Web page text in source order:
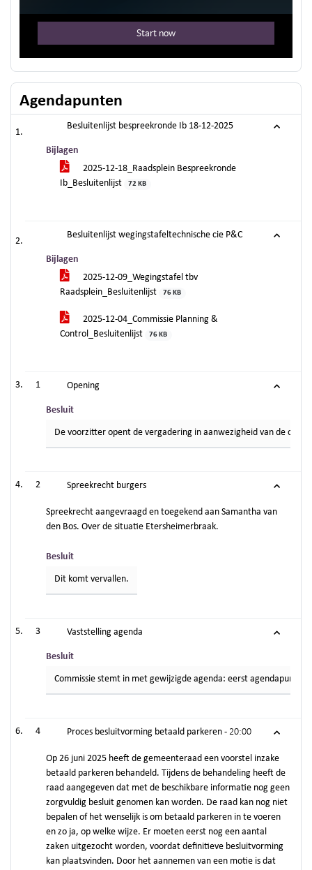
Agendapunten
Besluitenlijst bespreekronde Ib 18-12-2025
Bijlagen
2025-12-18_Raadsplein Bespreekronde
Ib_Besluitenlijst
72 KB
Besluitenlijst wegingstafeltechnische cie P&C
Bijlagen
2025-12-09_Wegingstafel tbv
Raadsplein_Besluitenlijst
76 KB
2025-12-04_Commissie Planning &
Control_Besluitenlijst
76 KB
1 Opening
Besluit
De voorzitter opent de vergadering in aanwezigheid van de
2 Spreekrecht burgers
Spreekrecht aangevraagd en toegekend aan Samantha van
den Bos. Over de situatie Etersheimerbraak.
Besluit
Dit komt vervallen.
3 Vaststelling agenda
Besluit
Commissie stemt in met gewijzigde agenda: eerst agendapunt 6,
4 Proces besluitvorming betaald parkeren - 20:00
Op 26 juni 2025 heeft de gemeenteraad een voorstel inzake
betaald parkeren behandeld. Tijdens de behandeling heeft de
raad aangegeven dat met de beschikbare informatie nog geen
zorgvuldig besluit genomen kan worden. De raad kan nog niet
bepalen of het wenselijk is om betaald parkeren in te voeren
en zo ja, op welke wijze. Er moeten eerst nog een aantal
zaken uitgezocht worden, voordat definitieve besluitvorming
kan plaatsvinden. Door het aannemen van een motie is dat